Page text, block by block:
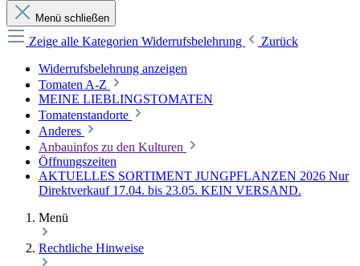
Menü schließen
Zeige alle Kategorien Widerrufsbelehrung
Zurück
Widerrufsbelehrung anzeigen
Tomaten A-Z
MEINE LIEBLINGSTOMATEN
Tomatenstandorte
Anderes
Anbauinfos zu den Kulturen
Öffnungszeiten
AKTUELLES SORTIMENT JUNGPFLANZEN 2026 Nur
Direktverkauf 17.04. bis 23.05. KEIN VERSAND.
Menü
Rechtliche Hinweise